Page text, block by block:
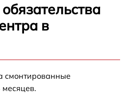
в
смонтированные